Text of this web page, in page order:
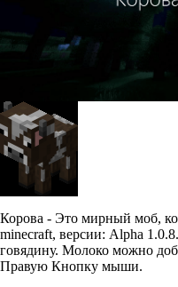
Корова - Это мирный моб,
minecraft, версии: Alpha
говядину. Молоко можно
Правую Кнопку мыши.